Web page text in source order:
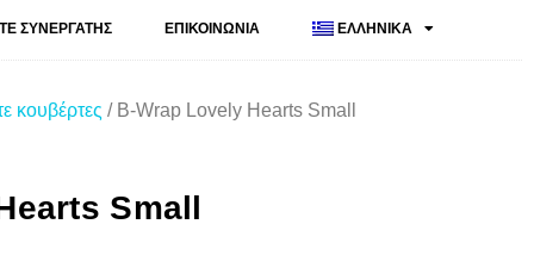
ΣΥΝΕΡΓΆΤΗΣ ΕΠΙΚΟΙΝΩΝΊΑ ΕΛΛΗΝΙΚΆ
κουβέρτες / B-Wrap Lovely Hearts Small
Small